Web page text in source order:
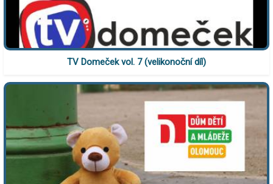
TV Domeček vol. 7 (velikonoční díl)